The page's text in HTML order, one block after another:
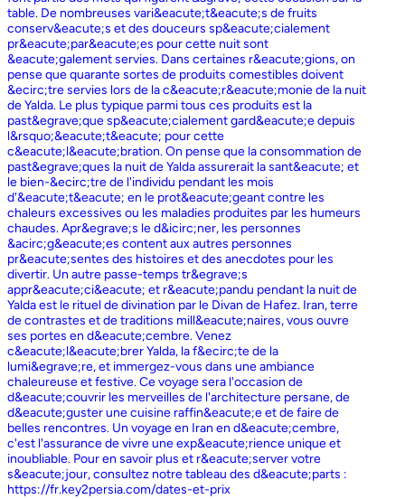
table. De nombreuses vari&eacute;t&eacute;s de fruits
conserv&eacute;s et des douceurs sp&eacute;cialement
pr&eacute;par&eacute;es pour cette nuit sont
&eacute;galement servies. Dans certaines r&eacute;gions, on
pense que quarante sortes de produits comestibles doivent
&ecirc;tre servies lors de la c&eacute;r&eacute;monie de la nuit
de Yalda. Le plus typique parmi tous ces produits est la
past&egrave;que sp&eacute;cialement gard&eacute;e depuis
l&rsquo;&eacute;t&eacute; pour cette
c&eacute;l&eacute;bration. On pense que la consommation de
past&egrave;ques la nuit de Yalda assurerait la sant&eacute; et
le bien-&ecirc;tre de l'individu pendant les mois
d'&eacute;t&eacute; en le prot&eacute;geant contre les
chaleurs excessives ou les maladies produites par les humeurs
chaudes. Apr&egrave;s le d&icirc;ner, les personnes
&acirc;g&eacute;es content aux autres personnes
pr&eacute;sentes des histoires et des anecdotes pour les
divertir. Un autre passe-temps tr&egrave;s
appr&eacute;ci&eacute; et r&eacute;pandu pendant la nuit de
Yalda est le rituel de divination par le Divan de Hafez. Iran, terre
de contrastes et de traditions mill&eacute;naires, vous ouvre
ses portes en d&eacute;cembre. Venez
c&eacute;l&eacute;brer Yalda, la f&ecirc;te de la
lumi&egrave;re, et immergez-vous dans une ambiance
chaleureuse et festive. Ce voyage sera l'occasion de
d&eacute;couvrir les merveilles de l'architecture persane, de
d&eacute;guster une cuisine raffin&eacute;e et de faire de
belles rencontres. Un voyage en Iran en d&eacute;cembre,
c'est l'assurance de vivre une exp&eacute;rience unique et
inoubliable. Pour en savoir plus et r&eacute;server votre
s&eacute;jour, consultez notre tableau des d&eacute;parts :
https://fr.key2persia.com/dates-et-prix